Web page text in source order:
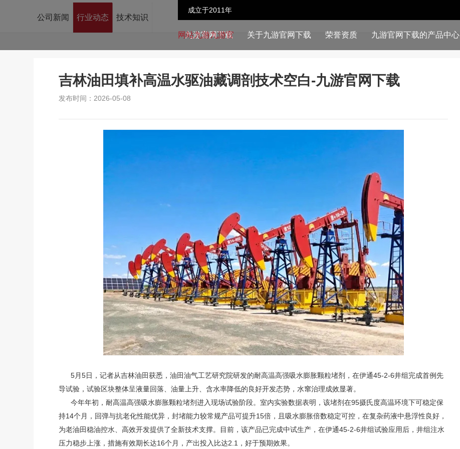
成立于2011年
九游官网下载 关于九游官网下载 荣誉资质 九游官网下载的产品中心
公司新闻 行业动态 技术知识
吉林油田填补高温水驱油藏调剖技术空白-九游官网下载
发布时间：2026-05-08
5月5日，记者从吉林油田获悉，油田油气工艺研究院研发的耐高温高强吸水膨胀颗粒堵剂，在伊通45-2-6井组完成首例先
导试验，试验区块整体呈液量回落、油量上升、含水率降低的良好开发态势，水窜治理成效显著。
今年年初，耐高温高强吸水膨胀颗粒堵剂进入现场试验阶段。室内实验数据表明，该堵剂在95摄氏度高温环境下可稳定保
持14个月，回弹与抗老化性能优异，封堵能力较常规产品可提升15倍，且吸水膨胀倍数稳定可控，在复杂药液中悬浮性良好，
为老油田稳油控水、高效开发提供了全新技术支撑。目前，该产品已完成中试生产，在伊通45-2-6井组试验应用后，井组注水
压力稳步上涨，措施有效期长达16个月，产出投入比达2.1，好于预期效果。